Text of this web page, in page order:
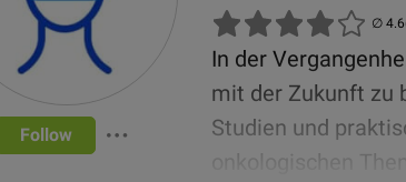
Follow
In der
mit der Zukunft zu
Studien und
onkologischen